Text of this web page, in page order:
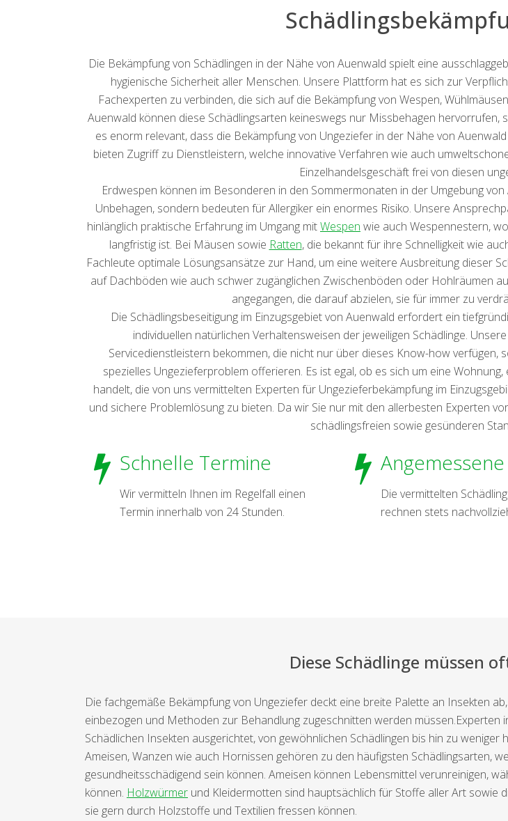
Die Bekämpfung von Schädlingen in der Nähe von Auenwald spielt eine
hygienische Sicherheit aller Menschen. Unsere Plattform hat es sich zur
Fachexperten zu verbinden, die sich auf die Bekämpfung von Wespen,
Auenwald können diese Schädlingsarten keineswegs nur Missbehagen
es enorm relevant, dass die Bekämpfung von Ungeziefer in der Nähe von
bieten Zugriff zu Dienstleistern, welche innovative Verfahren wie auch
Einzelhandelsgeschäft frei von diesen
Erdwespen können im Besonderen in den Sommermonaten in der Umgebung
Unbehagen, sondern bedeuten für Allergiker ein enormes Risiko. Unsere
hinlänglich praktische Erfahrung im Umgang mitWespen wie auch Wespennestern,
langfristig ist. Bei Mäusen sowie Ratten, die bekannt für ihre Schnelligkeit wie
Fachleute optimale Lösungsansätze zur Hand, um eine weitere Ausbreitung dieser
auf Dachböden wie auch schwer zugänglichen Zwischenböden oder Hohlräumen
angegangen, die darauf abzielen, sie für immer zu
Die Schädlingsbeseitigung im Einzugsgebiet von Auenwald erfordert ein
individuellen natürlichen Verhaltensweisen der jeweiligen Schädlinge.
Servicedienstleistern bekommen, die nicht nur über dieses Know-how
spezielles Ungezieferproblem offerieren. Es ist egal, ob es sich um eine
handelt, die von uns vermittelten Experten für Ungezieferbekämpfung im
und sichere Problemlösung zu bieten. Da wir Sie nur mit den allerbesten Experten
schädlingsfreien sowie gesünderen
Schnelle Termine
Wir vermitteln Ihnen im Regelfall einen
Termin innerhalb von 24 Stunden.
Die vermittelten
rechnen stets
Diese Schädlinge müssen
Die fachgemäße Bekämpfung von Ungeziefer deckt eine breite Palette an Insekten
einbezogen und Methoden zur Behandlung zugeschnitten werden müssen.Experten
Schädlichen Insekten ausgerichtet, von gewöhnlichen Schädlingen bis hin zu weniger
Ameisen, Wanzen wie auch Hornissen gehören zu den häufigsten Schädlingsarten,
gesundheitsschädigend sein können. Ameisen können Lebensmittel verunreinigen,
können. Holzwürmer und Kleidermotten sind hauptsächlich für Stoffe aller Art
sie gern durch Holzstoffe und Textilien fressen können.